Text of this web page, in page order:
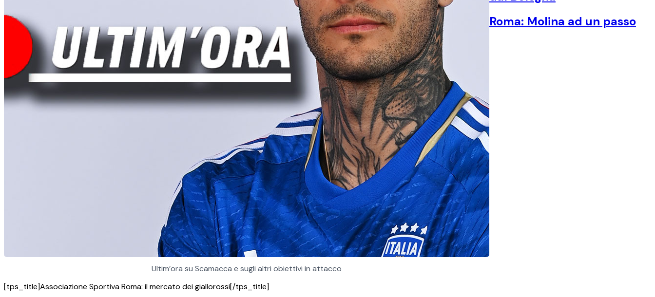
Ultim’ora su Scamacca e sugli altri obiettivi in attacco
[tps_title]Associazione Sportiva Roma: il mercato dei giallorossi[/tps_title]
Roma: Molina ad un passo